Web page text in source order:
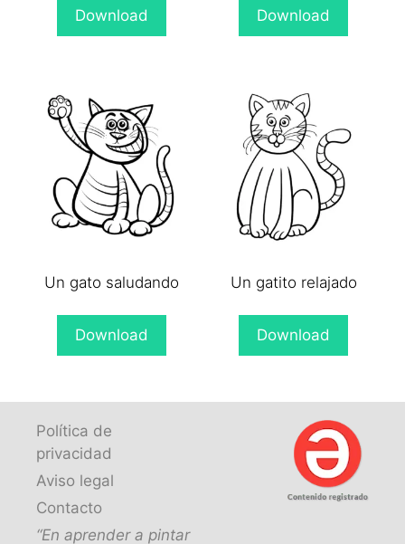
Download Download
Un gato saludando
Download
Un gatito relajado
Download
Política de
privacidad
Aviso legal
Contacto
“En aprender a pintar